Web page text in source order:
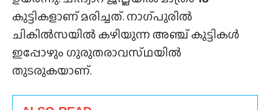
കുട്ടികളാണ് മരിച്ചത്. നാഗ്‌പുരിൽ
ചികിൽസയിൽ കഴിയുന്ന അഞ്ച് കുട്ടികൾ
ഇപ്പോഴും ഗുരുതരാവസ്‌ഥയിൽ
തുടരുകയാണ്.